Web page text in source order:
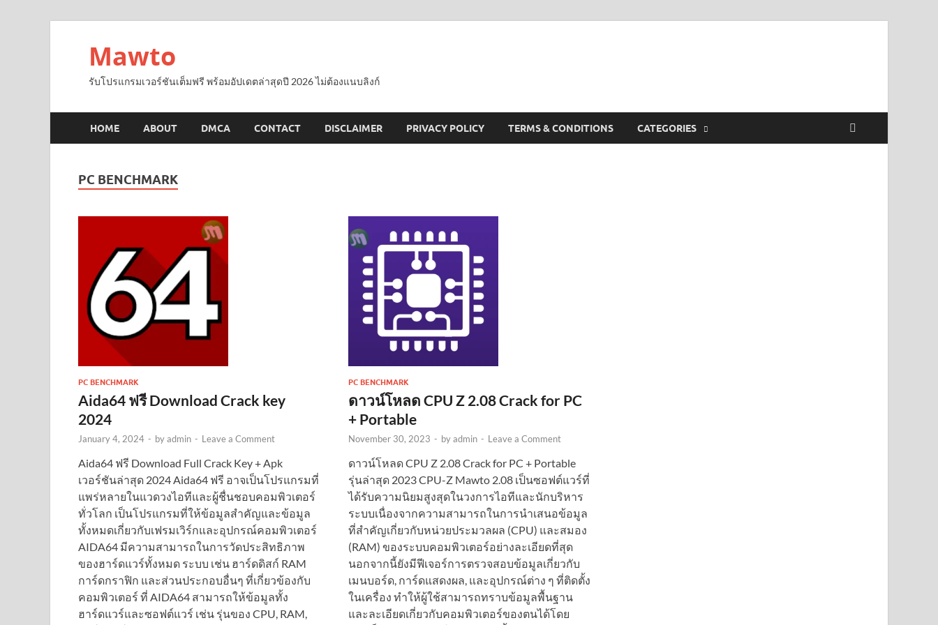
Mawto
รับโปรแกรมเวอร์ชันเต็มฟรี พร้อมอัปเดตล่าสุดปี 2026 ไม่ต้องแนบลิงก์
HOME ABOUT DMCA CONTACT DISCLAIMER PRIVACY POLICY TERMS & CONDITIONS CATEGORIES
PC BENCHMARK
PC BENCHMARK
Aida64 ฟรี Download Crack key
2024
January 4, 2024 - byadmin - Leave a Comment
Aida64 ฟรี Download Full Crack Key + Apk
เวอร์ชันล่าสุด 2024 Aida64 ฟรี อาจเป็นโปรแกรมที่
แพร่หลายในแวดวงไอทีและผู้ชื่นชอบคอมพิวเตอร์
ทั่วโลก เป็นโปรแกรมที่ให้ข้อมูลสำคัญและข้อมูล
ทั้งหมดเกี่ยวกับเฟรมเวิร์กและอุปกรณ์คอมพิวเตอร์
AIDA64 มีความสามารถในการวัดประสิทธิภาพ
ของฮาร์ดแวร์ทั้งหมด ระบบ เช่น ฮาร์ดดิสก์ RAM
การ์ดกราฟิก และส่วนประกอบอื่นๆ ที่เกี่ยวข้องกับ
คอมพิวเตอร์ ที่ AIDA64 สามารถให้ข้อมูลทั้ง
ฮาร์ดแวร์และซอฟต์แวร์ เช่น รุ่นของ CPU, RAM,
PC BENCHMARK
ดาวน์โหลด CPU Z 2.08 Crack for PC
+ Portable
November 30, 2023 - byadmin - Leave a Comment
ดาวน์โหลด CPU Z 2.08 Crack for PC + Portable
รุ่นล่าสุด 2023 CPU-Z Mawto 2.08 เป็นซอฟต์แวร์ที่
ได้รับความนิยมสูงสุดในวงการไอทีและนักบริหาร
ระบบเนื่องจากความสามารถในการนำเสนอข้อมูล
ที่สำคัญเกี่ยวกับหน่วยประมวลผล (CPU) และสมอง
(RAM) ของระบบคอมพิวเตอร์อย่างละเอียดที่สุด
นอกจากนี้ยังมีฟีเจอร์การตรวจสอบข้อมูลเกี่ยวกับ
เมนบอร์ด, การ์ดแสดงผล, และอุปกรณ์ต่าง ๆ ที่ติดตั้ง
ในเครื่อง ทำให้ผู้ใช้สามารถทราบข้อมูลพื้นฐาน
และละเอียดเกี่ยวกับคอมพิวเตอร์ของตนได้โดย